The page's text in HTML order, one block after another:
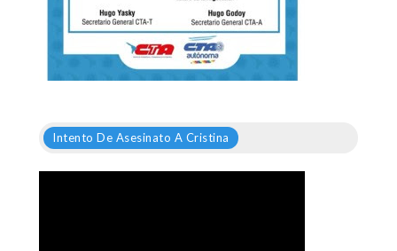
Intento De Asesinato A Cristina